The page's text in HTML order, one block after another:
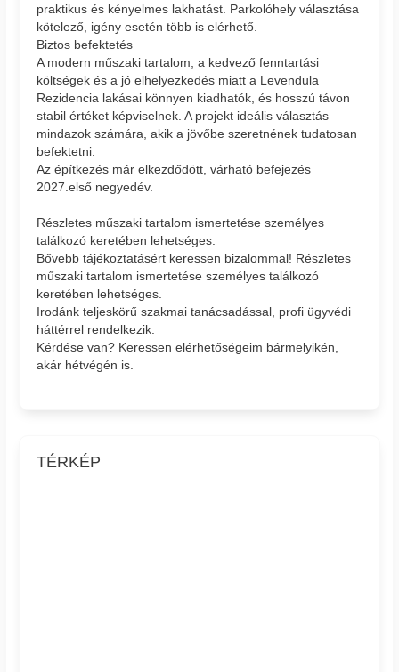
praktikus és kényelmes lakhatást. Parkolóhely választása
kötelező, igény esetén több is elérhető.
Biztos befektetés
A modern műszaki tartalom, a kedvező fenntartási
költségek és a jó elhelyezkedés miatt a Levendula
Rezidencia lakásai könnyen kiadhatók, és hosszú távon
stabil értéket képviselnek. A projekt ideális választás
mindazok számára, akik a jövőbe szeretnének tudatosan
befektetni.
Az építkezés már elkezdődött, várható befejezés
2027.első negyedév.
Részletes műszaki tartalom ismertetése személyes
találkozó keretében lehetséges.
Bővebb tájékoztatásért keressen bizalommal! Részletes
műszaki tartalom ismertetése személyes találkozó
keretében lehetséges.
Irodánk teljeskörű szakmai tanácsadással, profi ügyvédi
háttérrel rendelkezik.
Kérdése van? Keressen elérhetőségeim bármelyikén,
akár hétvégén is.
TÉRKÉP